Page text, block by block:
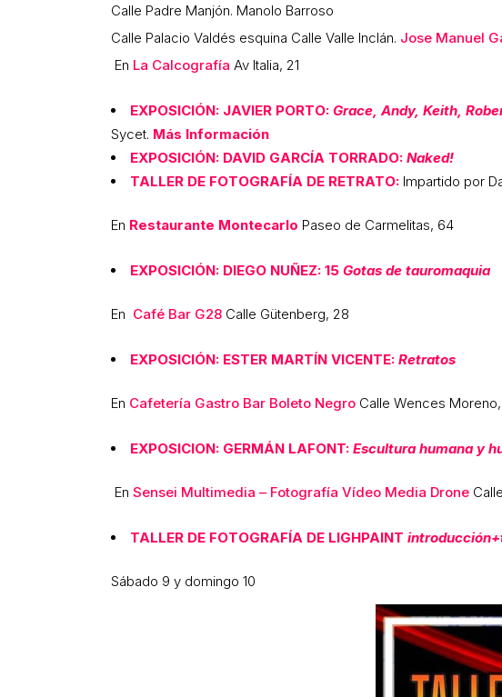
Calle Padre Manjón. Manolo Barroso
Calle Palacio Valdés esquina Calle Valle Inclán. Jose Manuel
En La Calcografía Av Italia, 21
EXPOSICIÓN: JAVIER PORTO: Grace, Andy, Keith,
Sycet. Más Información
EXPOSICIÓN: DAVID GARCÍA TORRADO: Naked!
TALLER DE FOTOGRAFÍA DE RETRATO: Impartido por
En Restaurante Montecarlo Paseo de Carmelitas, 64
EXPOSICIÓN: DIEGO NUÑEZ: 15 Gotas de tauromaquia
En Café Bar G28 Calle Gütenberg, 28
EXPOSICIÓN: ESTER MARTÍN VICENTE: Retratos
En Cafetería Gastro Bar Boleto Negro Calle Wences Moreno,
EXPOSICION: GERMÁN LAFONT: Escultura humana y
En Sensei Multimedia – Fotografía Vídeo Media Drone
TALLER DE FOTOGRAFÍA DE LIGHPAINT
Sábado 9 y domingo 10